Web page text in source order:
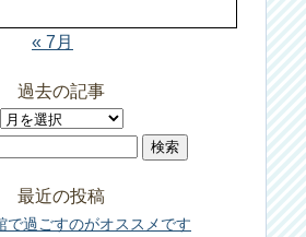
« 7月
過去の記事
過
最近の投稿
で過ごすのがオススメです